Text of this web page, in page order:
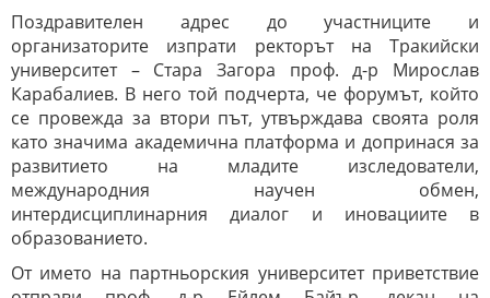
Поздравителен адрес до участниците и
организаторите изпрати ректорът на Тракийски
университет – Стара Загора проф. д-р Мирослав
Карабалиев. В него той подчерта, че форумът, който
се провежда за втори път, утвърждава своята роля
като значима академична платформа и допринася за
развитието на младите изследователи,
международния научен обмен,
интердисциплинарния диалог и иновациите в
образованието.
От името на партньорския университет приветствие